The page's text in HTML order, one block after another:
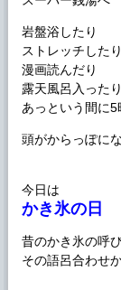
岩盤浴したり
ストレッチしたり
漫画読んだり
露天風呂入った
あっという間に
頭がからっぽに
今日は
かき氷の日
昔のかき氷の呼
その語呂合わせ